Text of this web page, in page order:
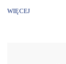
WIĘCEJ